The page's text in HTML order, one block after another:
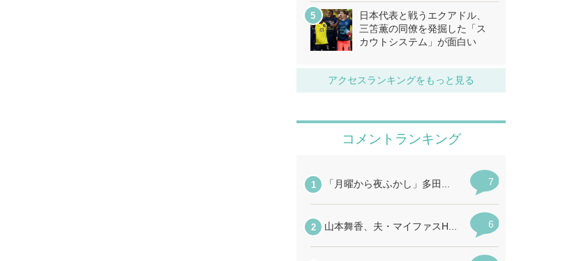
日本代表と戦うエクアドル、
三笘薫の同僚を発掘した「ス
カウトシステム」が面白い
アクセスランキングをもっと見る